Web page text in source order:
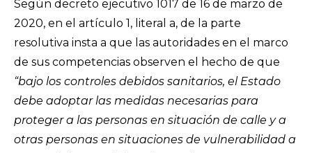
Según decreto ejecutivo 1017 de 16 de marzo de
2020, en el artículo 1, literal a, de la parte
resolutiva insta a que las autoridades en el marco
de sus competencias observen el hecho de que
“bajo los controles debidos sanitarios, el Estado
debe adoptar las medidas necesarias para
proteger a las personas en situación de calle y a
otras personas en situaciones de vulnerabilidad a